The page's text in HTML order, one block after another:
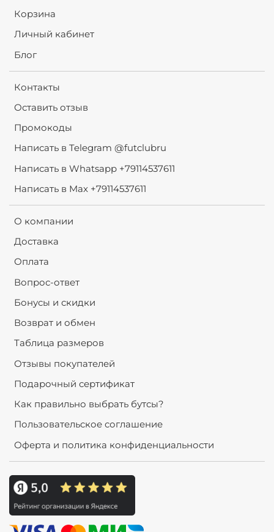
Корзина
Личный кабинет
Блог
Контакты
Оставить отзыв
Промокоды
Написать в Telegram @futclubru
Написать в Whatsapp +79114537611
Написать в Max +79114537611
О компании
Доставка
Оплата
Вопрос-ответ
Бонусы и скидки
Возврат и обмен
Таблица размеров
Отзывы покупателей
Подарочный сертификат
Как правильно выбрать бутсы?
Пользовательское соглашение
Оферта и политика конфиденциальности